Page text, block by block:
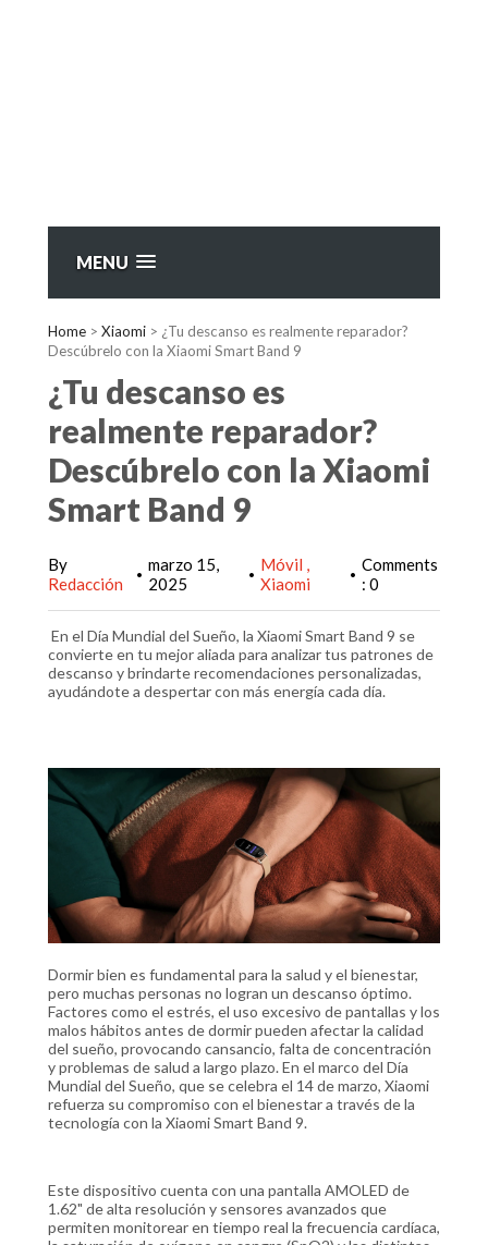
MENU
Home > Xiaomi > ¿Tu descanso es realmente reparador?
Descúbrelo con la Xiaomi Smart Band 9
¿Tu descanso es
realmente reparador?
Descúbrelo con la Xiaomi
Smart Band 9
By
Redacción
• marzo 15,
2025
• Móvil
Xiaomi
• Comments
: 0
En el Día Mundial del Sueño, la Xiaomi Smart Band 9 se
convierte en tu mejor aliada para analizar tus patrones de
descanso y brindarte recomendaciones personalizadas,
ayudándote a despertar con más energía cada día.
Dormir bien es fundamental para la salud y el bienestar,
pero muchas personas no logran un descanso óptimo.
Factores como el estrés, el uso excesivo de pantallas y los
malos hábitos antes de dormir pueden afectar la calidad
del sueño, provocando cansancio, falta de concentración
y problemas de salud a largo plazo. En el marco del Día
Mundial del Sueño, que se celebra el 14 de marzo, Xiaomi
refuerza su compromiso con el bienestar a través de la
tecnología con la Xiaomi Smart Band 9.
Este dispositivo cuenta con una pantalla AMOLED de
1.62" de alta resolución y sensores avanzados que
permiten monitorear en tiempo real la frecuencia cardíaca,